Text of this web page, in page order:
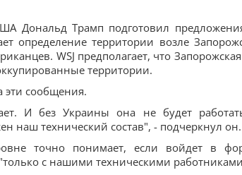
Дональд Трамп подготовил
определение территории возле
WSJ предполагает, что
территории.
эти сообщения.
И без Украины она не будет
наш технический состав", - подчеркнул он.
точно понимает, если войдет в
с нашими техническими